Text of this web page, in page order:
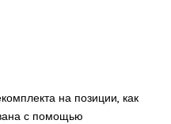
на позиции, как
с помощью